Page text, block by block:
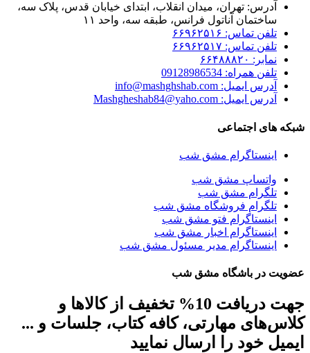
آدرس: تهران، میدان انقلاب، ابتدای خیابان قدس، پلاک سه،
ساختمان آناتول فرانس، طبقه سه، واحد ۱۱
تلفن تماس: ۶۶۹۶۲۵۱۶
تلفن تماس: ۶۶۹۶۲۵۱۷
نمابر: ۶۶۴۸۸۸۲۰
تلفن همراه: 09128986534
آدرس ایمیل: info@mashghshab.com
آدرس ایمیل: Mashgheshab84@yaho.com
شبکه های اجتماعی
اینستاگرام مشق شب
واتساپ مشق شب
تلگرام مشق شب
تلگرام فروشگاه مشق شب
اینستاگرام فتو مشق شب
اینستاگرام اخبار مشق شب
اینستاگرام مدیر مسئول مشق شب
عضویت در باشگاه مشق شب
جهت دریافت 10% تخفیف از کالاها و
کلاس‌های مهارتی، کافه کتاب، جلسات و ...
ایمیل خود را ارسال نمایید